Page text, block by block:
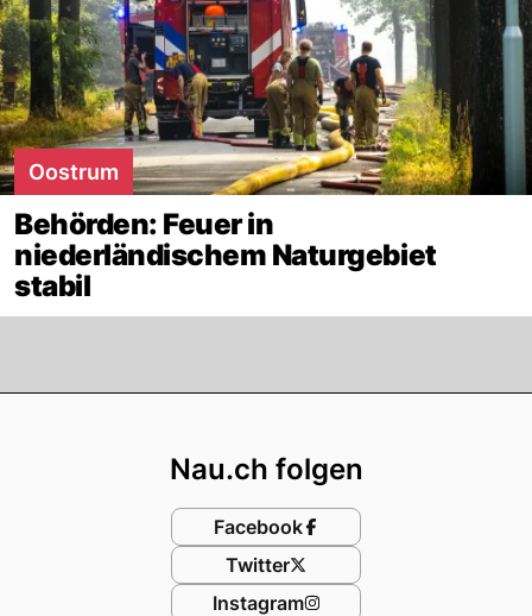
Oostrum
Behörden: Feuer in
niederländischem Naturgebiet
stabil
Nau.ch folgen
Facebook
Twitter
Instagram